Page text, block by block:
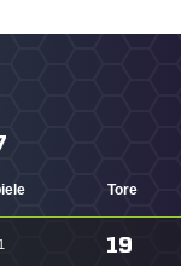
Tore
1 19